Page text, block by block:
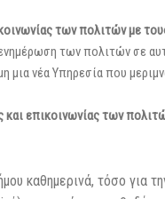
των πολιτών με
των πολιτών σε
μια νέα Υπηρεσία που
επικοινωνίας των
καθημερινά, τόσο για